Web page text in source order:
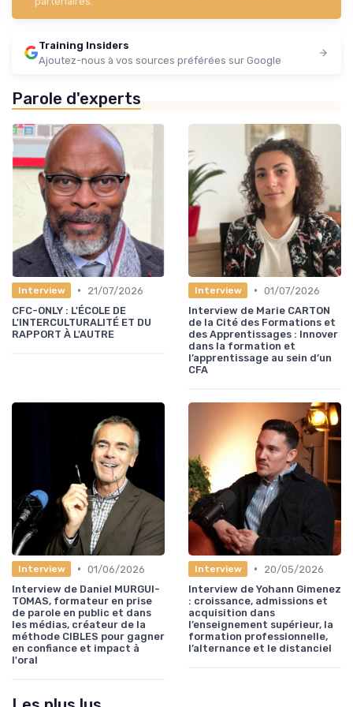
Training Insiders
Ajoutez-nous à vos sources préférées sur Google
Parole d'experts
Interview •
21/07/2026
CFC-ONLY : L'ÉCOLE DE
L'INTERCULTURALITÉ ET DU
RAPPORT À L'AUTRE
Interview • 01/07/2026
Interview de Marie CARTON
de la Cité des Formations et
des Apprentissages : Innover
dans la formation et
l’apprentissage au sein d’un
CFA
Interview • 01/06/2026
Interview de Daniel MURGUI-
TOMAS, formateur en prise
de parole en public et dans
les médias, créateur de la
méthode CIBLES pour gagner
en confiance et impact à
l'oral
Interview •
20/05/2026
Interview de Yohann Gimenez
: croissance, admissions et
acquisition dans
l’enseignement supérieur, la
formation professionnelle,
l’alternance et le distanciel